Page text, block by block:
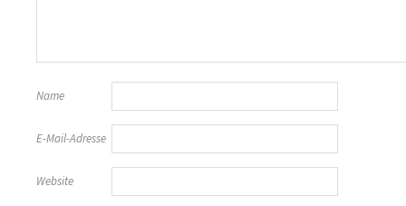
Name
E-Mail-Adresse
Website